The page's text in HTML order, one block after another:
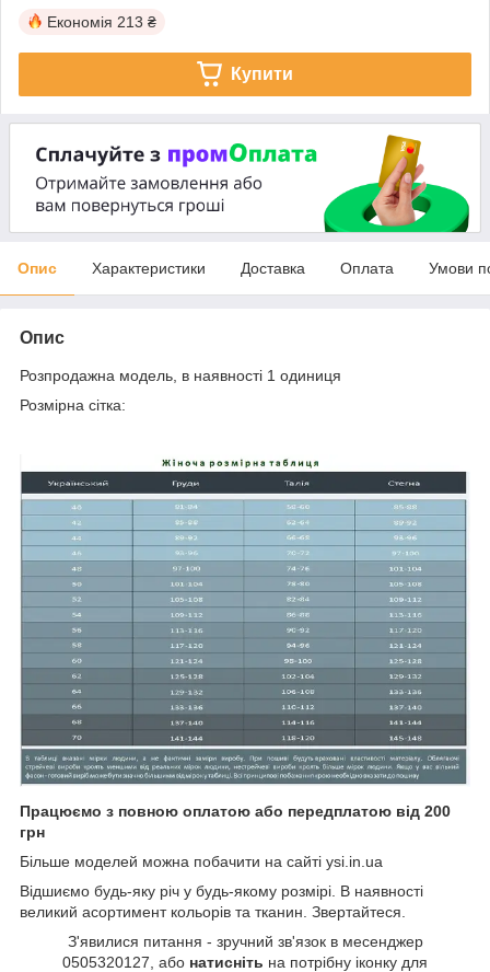
Економія 213 ₴
Купити
Опис Характеристики Доставка Оплата Умови
Опис
Розпродажна модель, в наявності 1 одиниця
Розмірна сітка:
Працюємо з повною оплатою або передплатою від 200
грн
Більше моделей можна побачити на сайті ysi.in.ua
Відшиємо будь-яку річ у будь-якому розмірі. В наявності
великий асортимент кольорів та тканин. Звертайтеся.
З'явилися питання - зручний зв'язок в месенджер
0505320127, або натисніть на потрібну іконку для